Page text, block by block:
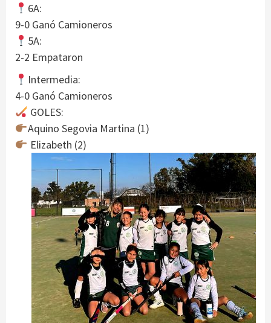
6A:
9-0 Ganó Camioneros
5A:
2-2 Empataron
Intermedia:
4-0 Ganó Camioneros
GOLES:
Aquino Segovia Martina (1)
Elizabeth (2)